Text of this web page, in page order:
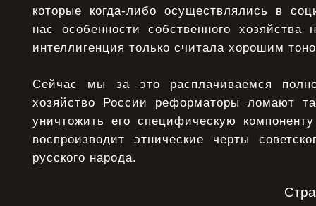
которые когда-либо осуществлялись в
нас особенности собственного
интеллигенция только считала хорошим
Сейчас мы за это расплачиваемся
хозяйство России реформаторы ломают
уничтожить его специфическую
воспроизводит этнические черты
русского народа.